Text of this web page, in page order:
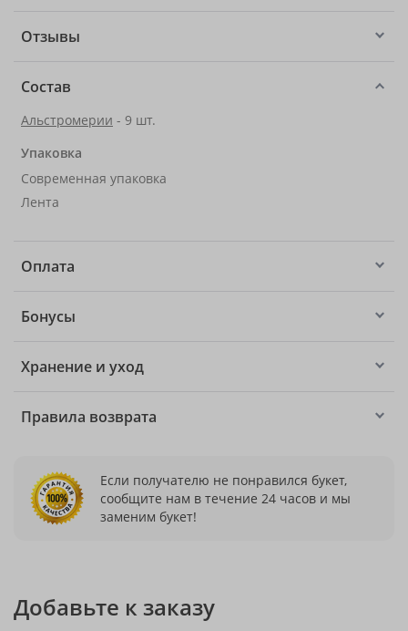
Отзывы
Состав
Альстромерии - 9 шт.
Упаковка
Современная упаковка
Лента
Оплата
Бонусы
Хранение и уход
Правила возврата
Если получателю не понравился букет,
сообщите нам в течение 24 часов и мы
заменим букет!
Добавьте к заказу